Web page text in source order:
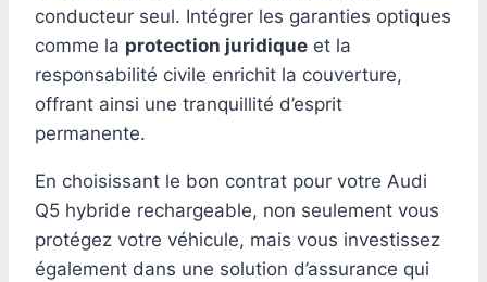
conducteur seul. Intégrer les garanties optiques
comme la protection juridique et la
responsabilité civile enrichit la couverture,
offrant ainsi une tranquillité d’esprit
permanente.
En choisissant le bon contrat pour votre Audi
Q5 hybride rechargeable, non seulement vous
protégez votre véhicule, mais vous investissez
également dans une solution d’assurance qui